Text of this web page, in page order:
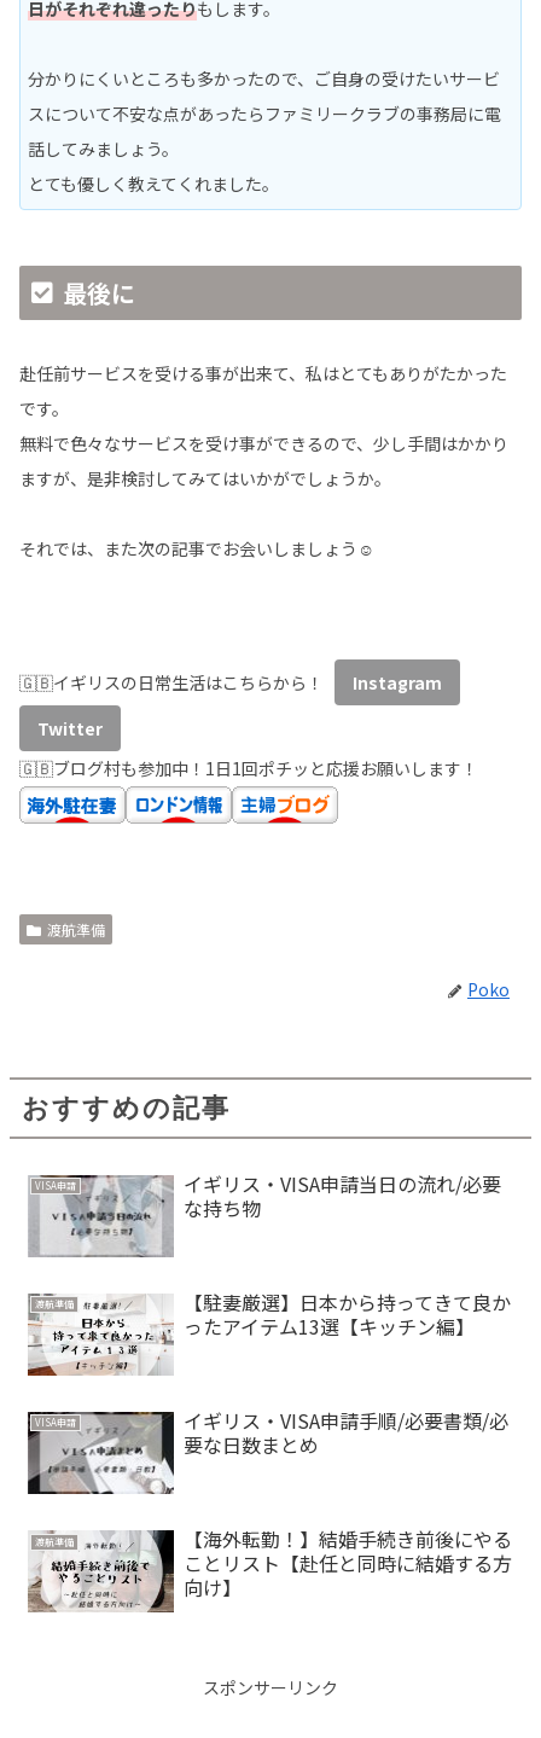
日がそれぞれ違ったりもします。
分かりにくいところも多かったので、ご自身の受けたいサービ
スについて不安な点があったらファミリークラブの事務局に電
話してみましょう。
とても優しく教えてくれました。
最後に
赴任前サービスを受ける事が出来て、私はとてもありがたかった
です。
無料で色々なサービスを受け事ができるので、少し手間はかかり
ますが、是非検討してみてはいかがでしょうか。
それでは、また次の記事でお会いしましょう☺️
🇬🇧イギリスの日常生活はこちらから！
Instagram
Twitter
🇬🇧ブログ村も参加中！1日1回ポチッと応援お願いします！
渡航準備
Poko
おすすめの記事
VISA申請
イギリス・VISA申請当日の流れ/必要
な持ち物
渡航準備
【駐妻厳選】日本から持ってきて良か
ったアイテム13選【キッチン編】
VISA申請
イギリス・VISA申請手順/必要書類/必
要な日数まとめ
渡航準備
【海外転勤！】結婚手続き前後にやる
ことリスト【赴任と同時に結婚する方
向け】
スポンサーリンク